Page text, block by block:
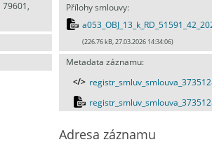
79601,
Přílohy smlouvy:
(226.76 kB, 27.03.2026 14:34:06)
Metadata záznamu:
Adresa záznamu